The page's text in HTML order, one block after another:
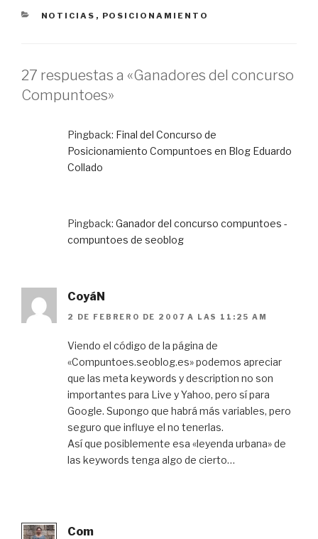
CATEGORÍAS
NOTICIAS , POSICIONAMIENTO
27 respuestas a «Ganadores del concurso
Compuntoes»
Pingback: Final del Concurso de
Posicionamiento Compuntoes en Blog Eduardo
Collado
Pingback: Ganador del concurso compuntoes -
compuntoes de seoblog
CoyáN
2 DE FEBRERO DE 2007 A LAS 11:25 AM
Viendo el código de la página de
«Compuntoes.seoblog.es» podemos apreciar
que las meta keywords y description no son
importantes para Live y Yahoo, pero sí para
Google. Supongo que habrá más variables, pero
seguro que influye el no tenerlas.
Así que posiblemente esa «leyenda urbana» de
las keywords tenga algo de cierto…
Com